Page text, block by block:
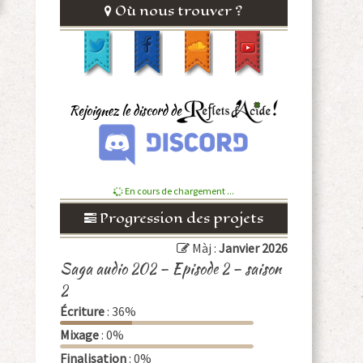
Où nous trouver ?
En cours de chargement ...
Progression des projets
Màj : Janvier 2026
Saga audio 202 – Episode 2 – saison
2
Écriture: 36%
Mixage: 0%
Finalisation: 0%